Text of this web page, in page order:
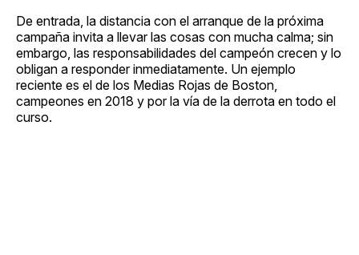
De entrada, la distancia con el arranque de la próxima
campaña invita a llevar las cosas con mucha calma; sin
embargo, las responsabilidades del campeón crecen y lo
obligan a responder inmediatamente. Un ejemplo
reciente es el de los Medias Rojas de Boston,
campeones en 2018 y por la vía de la derrota en todo el
curso.